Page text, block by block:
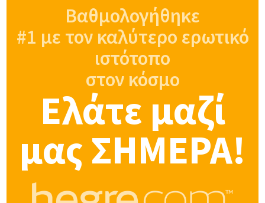
Βαθμολογήθηκε
#1 με τον καλύτερο ερωτικό
ιστότοπο
στον κόσμο
Ελάτε μαζί
μας ΣΗΜΕΡΑ!